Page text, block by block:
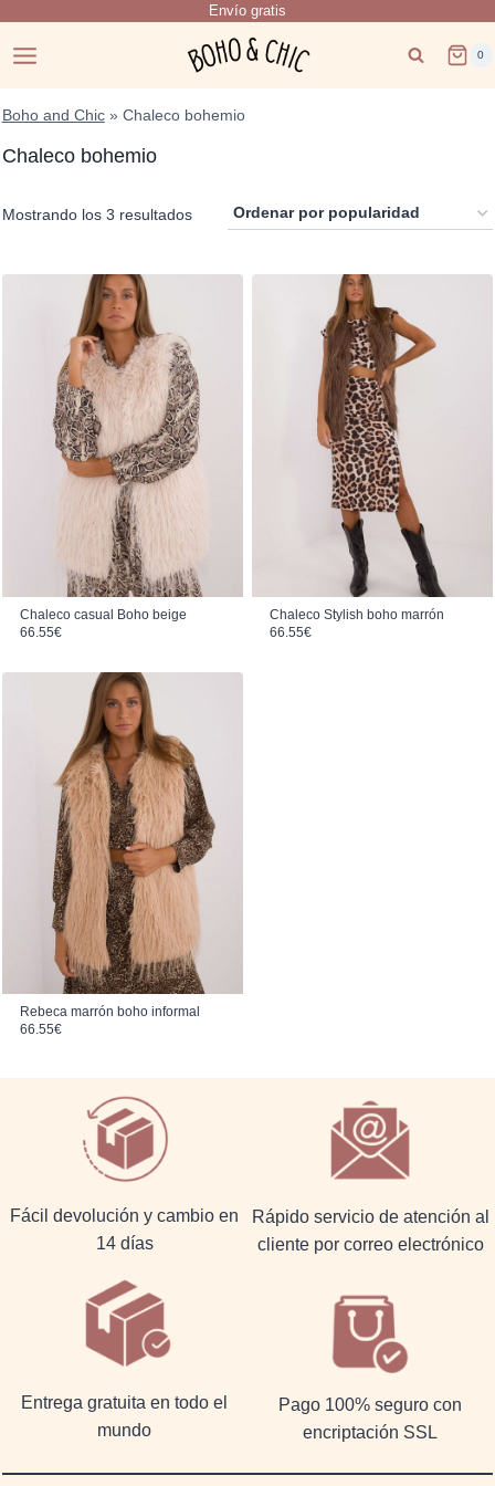
contenido
Envío gratis
0
Boho and Chic» Chaleco bohemio
Chaleco bohemio
Mostrando los 3 resultadosOrdenado
popularidad
Chaleco casual Boho beige
66.55€
Chaleco Stylish boho marrón
66.55€
Rebeca marrón boho informal
66.55€
Fácil devolución y cambio en
14 días
Rápido servicio de atención al
cliente por correo electrónico
Entrega gratuita en todo el
mundo
Pago 100% seguro con
encriptación SSL